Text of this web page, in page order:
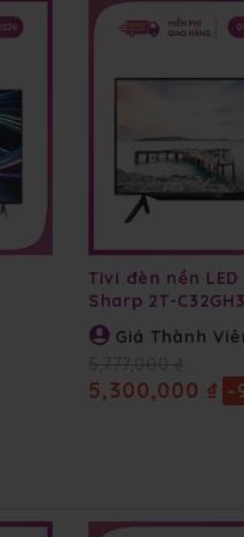
Tivi đèn nền
Sharp 2T-
Giá Thành
5,300,000 ₫ -